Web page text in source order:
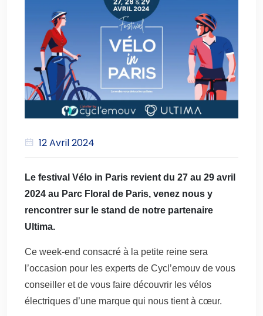
12 Avril 2024
Le festival Vélo in Paris revient du 27 au 29 avril
2024 au Parc Floral de Paris, venez nous y
rencontrer sur le stand de notre partenaire
Ultima.
Ce week-end consacré à la petite reine sera
l’occasion pour les experts de Cycl’emouv de vous
conseiller et de vous faire découvrir les vélos
électriques d’une marque qui nous tient à cœur.